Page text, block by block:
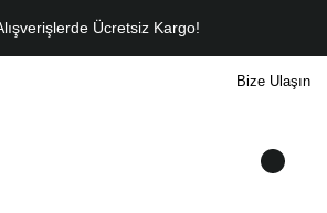
Ücretsiz Kargo!
Bize Ulaşın